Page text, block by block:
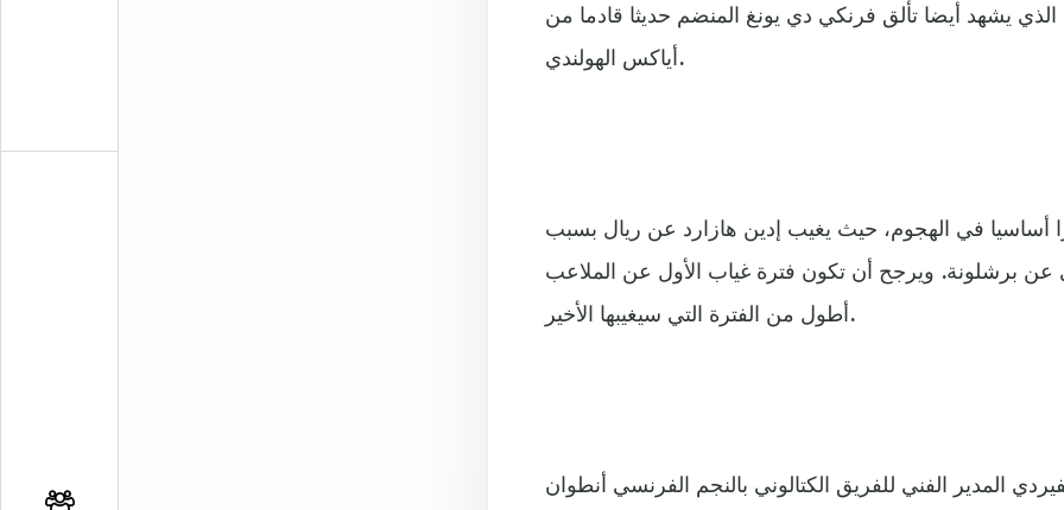
يشهد أيضا تألق فرنكي دي يونغ المنضم حديثا قادما من
أياكس الهولندي.
أساسيا في الهجوم، حيث يغيب إدين هازارد عن ريال بسبب
عن برشلونة. ويرجح أن تكون فترة غياب الأول عن الملاعب
أطول من الفترة التي سيغيبها الأخير.
المدير الفني للفريق الكتالوني بالنجم الفرنسي أنطوان